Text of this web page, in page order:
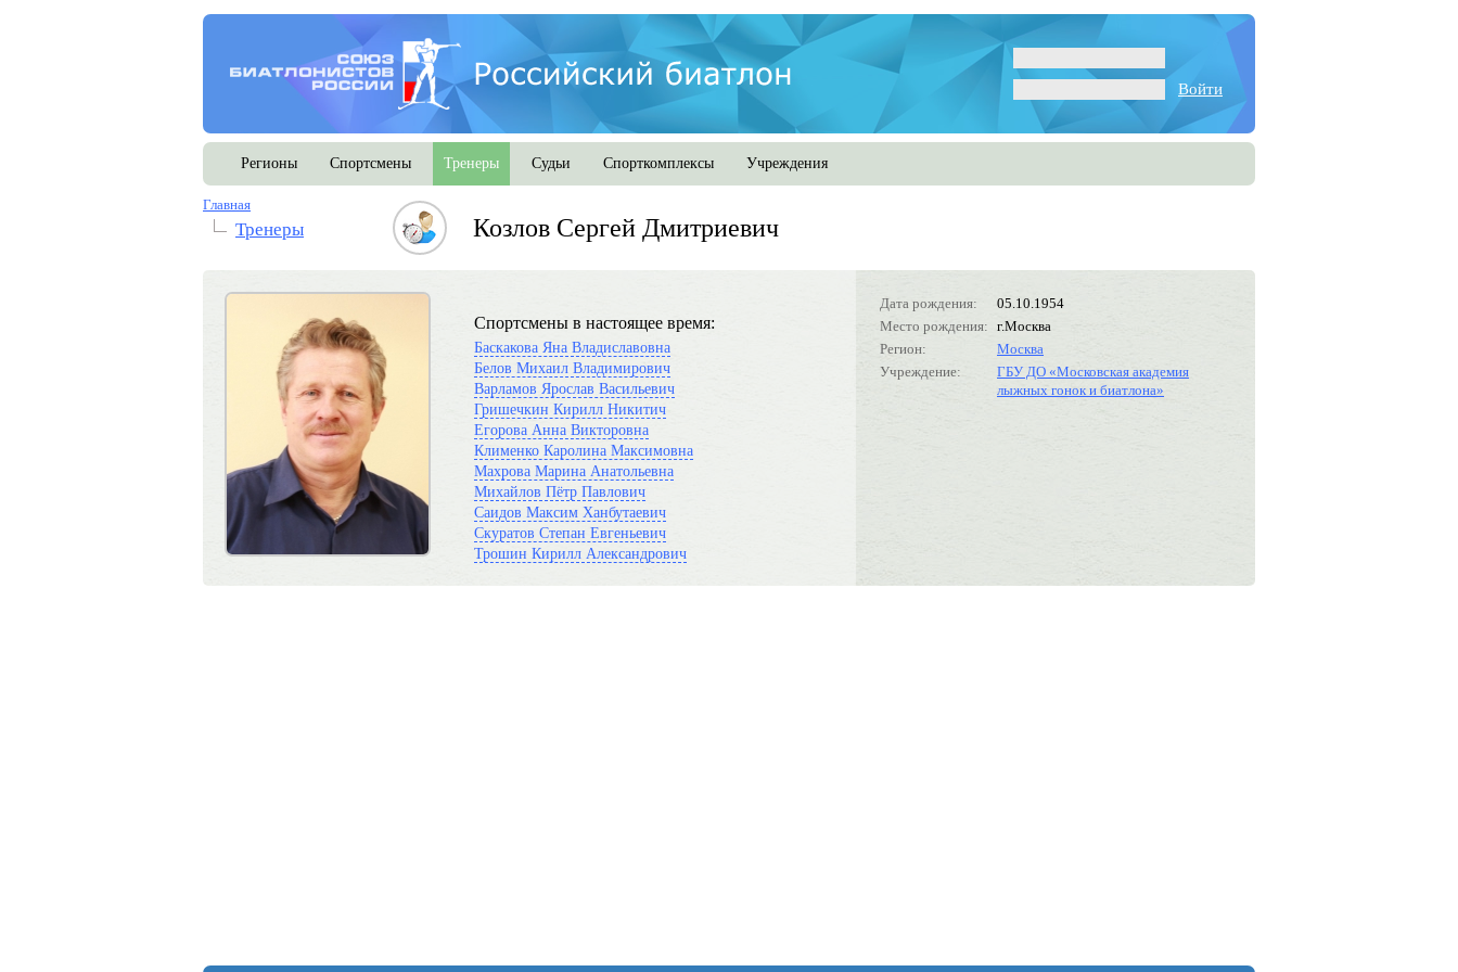
Войти
Регионы Спортсмены Тренеры Судьи Спорткомплексы Учреждения
Главная
Тренеры Козлов Сергей Дмитриевич
Дата рождения:
05.10.1954
Место рождения: г.Москва
Регион:
Москва
Учреждение:
ГБУ ДО «Московская академия
лыжных гонок и биатлона»
Спортсмены в настоящее время:
Баскакова Яна Владиславовна
Белов Михаил Владимирович
Варламов Ярослав Васильевич
Гришечкин Кирилл Никитич
Егорова Анна Викторовна
Клименко Каролина Максимовна
Махрова Марина Анатольевна
Михайлов Пётр Павлович
Саидов Максим Ханбутаевич
Скуратов Степан Евгеньевич
Трошин Кирилл Александрович